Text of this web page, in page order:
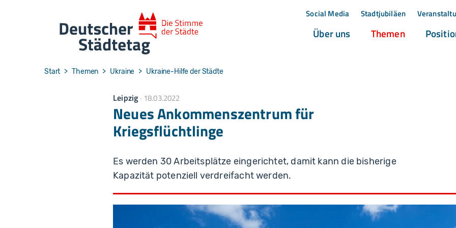
Social Media Stadtjubiläen
Über uns(current)Themen(current)
You are here:
Start Themen Ukraine Ukraine-Hilfe der Städte
Leipzig 18.03.2022
Neues Ankommenszentrum für
Kriegsflüchtlinge
Es werden 30 Arbeitsplätze eingerichtet, damit kann die bisherige
Kapazität potenziell verdreifacht werden.